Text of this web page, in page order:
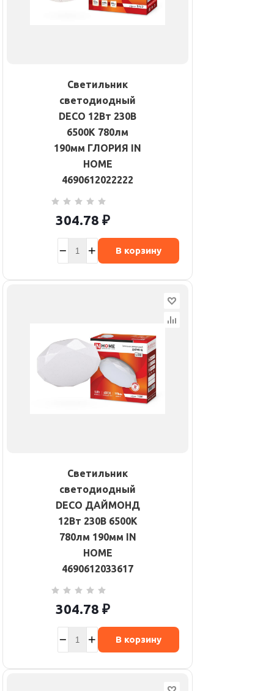
Светильник
светодиодный
DECO 12Вт 230В
6500К 780лм
190мм ГЛОРИЯ IN
HOME
4690612022222
304.78 ₽
В корзину
Светильник
светодиодный
DECO ДАЙМОНД
12Вт 230В 6500К
780лм 190мм IN
HOME
4690612033617
304.78 ₽
В корзину